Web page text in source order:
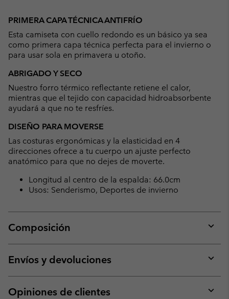
PRIMERA CAPA TÉCNICA ANTIFRÍO
Esta camiseta con cuello redondo es un básico ya sea
como primera capa técnica perfecta para el invierno o
para usar sola en primavera u otoño.
ABRIGADO Y SECO
Nuestro forro térmico reflectante retiene el calor,
mientras que el tejido con capacidad hidroabsorbente
ayudará a que no te resfríes.
DISEÑO PARA MOVERSE
Las costuras ergonómicas y la elasticidad en 4
direcciones ofrece a tu cuerpo un ajuste perfecto
anatómico para que no dejes de moverte.
Longitud al centro de la espalda: 66.0cm
Usos: Senderismo, Deportes de invierno
Composición
or
Envíos y devoluciones
or
Opiniones de clientes